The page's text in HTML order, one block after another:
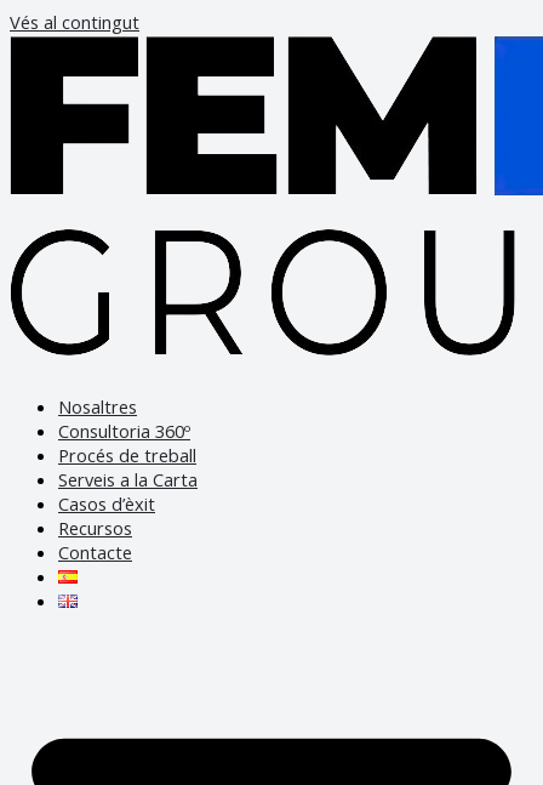
Vés al contingut
Nosaltres
Consultoria 360º
Procés de treball
Serveis a la Carta
Casos d’èxit
Recursos
Contacte